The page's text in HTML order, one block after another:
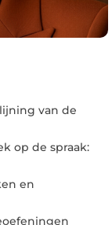
van de
op de spraak:
en